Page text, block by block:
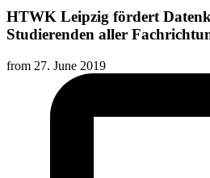
HTWK Leipzig fördert
Studierenden aller
from 27. June 2019